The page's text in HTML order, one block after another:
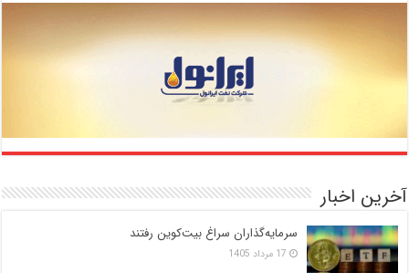
آخرین اخبار
سرمایه‌گذاران سراغ بیت‌کوین رفتند
17 مرداد 1405